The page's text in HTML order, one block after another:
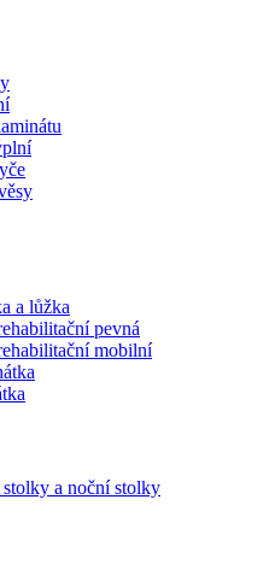
a lůžka
pevná
mobilní
a noční stolky